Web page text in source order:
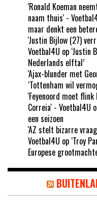
'Ronald Koeman
naam thuis' -
maar denkt een
'Justin Bijlow (27)
Voetbal4U op ‘Justin
Nederlands elftal’
'Ajax-blunder met
‘Tottenham wil
'Feyenoord moet
Correia' - Voetbal4U
een seizoen
'AZ stelt bizarre
Voetbal4U op ‘Troy
Europese